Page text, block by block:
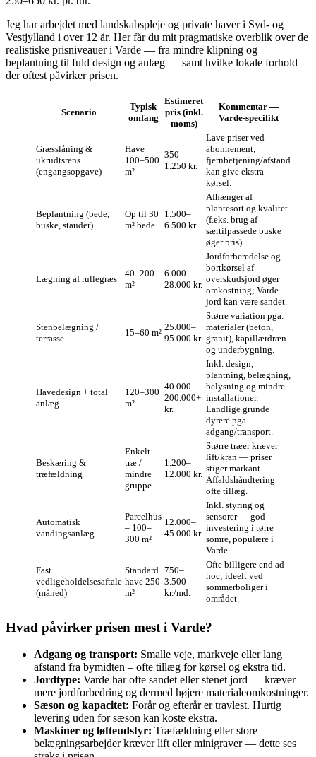
Jeg har arbejdet med landskabspleje og private haver i Syd- og
Vestjylland i over 12 år. Her får du mit pragmatiske overblik over de
realistiske prisniveauer i Varde — fra mindre klipning og
beplantning til fuld design og anlæg — samt hvilke lokale forhold
der oftest påvirker prisen.
Scenario
Typisk
omfang
Estimeret
pris (inkl.
moms)
Kommentar —
Varde‑specifikt
Græsslåning &
ukrudtsrens
(engangsopgave)
Have
100–500
m²
350–
1.250 kr.
Lave priser ved
abonnement;
fjernbetjening/afstand
kan give ekstra
kørsel.
Beplantning (bede,
buske, stauder)
Op til 30
m² bede
1.500–
6.500 kr.
Afhænger af
plantesort og kvalitet
(f.eks. brug af
særtilpassede buske
øger pris).
Lægning af rullegræs
40–200
m²
6.000–
28.000 kr.
Jordforberedelse og
bortkørsel af
overskudsjord øger
omkostning; Varde
jord kan være sandet.
Stenbelægning /
terrasse
15–60 m²
25.000–
95.000 kr.
Større variation pga.
materialer (beton,
granit), kapillærdræn
og underbygning.
Havedesign + total
anlæg
120–300
m²
40.000–
200.000+
kr.
Inkl. design,
plantning, belægning,
belysning og mindre
installationer.
Landlige grunde
dyrere pga.
adgang/transport.
Beskæring &
træfældning
Enkelt
træ /
mindre
gruppe
1.200–
12.000 kr.
Større træer kræver
lift/kran — priser
stiger markant.
Affaldshåndtering
ofte tillæg.
Automatisk
vandingsanlæg
Parcelhus
– 100–
300 m²
12.000–
45.000 kr.
Inkl. styring og
sensorer — god
investering i tørre
somre, populære i
Varde.
Fast
vedligeholdelsesaftale
(måned)
Standard
have 250
m²
750–
3.500
kr./md.
Ofte billigere end ad-
hoc; ideelt ved
sommerboliger i
området.
Hvad påvirker prisen mest i Varde?
Adgang og transport: Smalle veje, markveje eller lang
afstand fra bymidten – ofte tillæg for kørsel og ekstra tid.
Jordtype: Varde har ofte sandet eller stenet jord — kræver
mere jordforbedring og dermed højere materialeomkostninger.
Sæson og kapacitet: Forår og efterår er travlest. Hurtig
levering uden for sæson kan koste ekstra.
Maskiner og løfteudstyr: Træfældning eller store
belægningsarbejder kræver lift eller minigraver — dette ses